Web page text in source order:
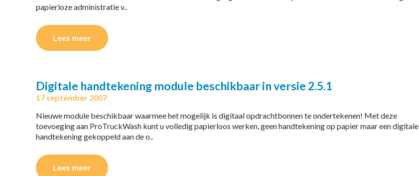
papierloze administratie v..
Lees meer
Digitale handtekening module beschikbaar in versie 2.5.1
17 september 2007
Nieuwe module beschikbaar waarmee het mogelijk is digitaal opdrachtbonnen te ondertekenen! Met deze
toevoeging aan ProTruckWash kunt u volledig papierloos werken, geen handtekening op papier maar een digitale
handtekening gekoppeld aan de o..
Lees meer